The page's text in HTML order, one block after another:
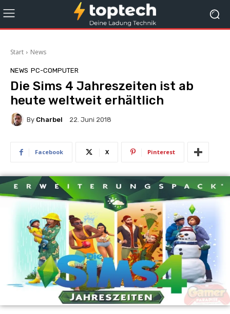
Start News
NEWS PC-COMPUTER
Die Sims 4 Jahreszeiten ist ab
heute weltweit erhältlich
By Charbel 22. Juni 2018
Facebook X Pinterest